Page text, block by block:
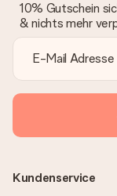
10% Gutschein
& nichts mehr
Kundenservice